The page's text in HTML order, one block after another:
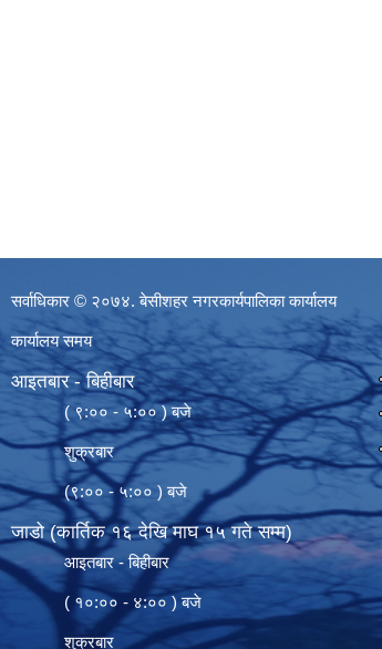
सर्वाधिकार © २०७४. बेसीशहर नगरकार्यपालिका कार्यालय
कार्यालय समय
आइतबार - बिहीबार
( ९:०० - ५:०० ) बजे
शुक्रबार
(९:०० - ५:०० ) बजे
जाडो (कार्तिक १६ देखि माघ १५ गते सम्म)
आइतबार - बिहीबार
( १०:०० - ४:०० ) बजे
शुक्रबार